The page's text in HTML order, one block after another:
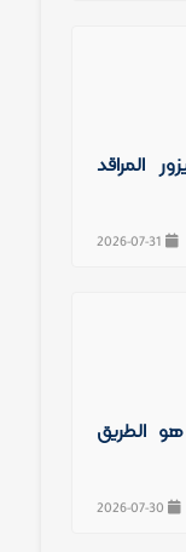
المراقد
الطريق